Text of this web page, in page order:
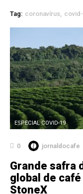
Tag: coronavírus
ESPECIAL COVID-19
0 jornaldocafe
Grande safra
global de
StoneX